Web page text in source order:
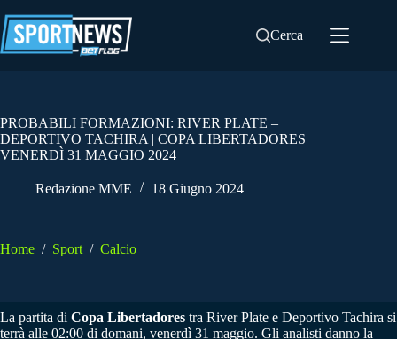
al
contenuto
Cerca
PROBABILI FORMAZIONI: RIVER PLATE –
DEPORTIVO TACHIRA | COPA LIBERTADORES
VENERDÌ 31 MAGGIO 2024
Redazione MME 18 Giugno 2024
Home / Sport / Calcio
La partita di Copa Libertadores tra River Plate e Deportivo Tachira si
terrà alle 02:00 di domani, venerdì 31 maggio. Gli analisti danno la